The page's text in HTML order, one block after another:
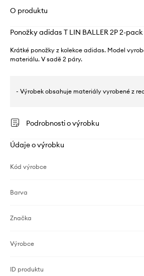
O produktu
Ponožky adidas T LIN BALLER 2P 2-pack
Krátké ponožky z kolekce adidas. Model
materiálu. V sadě 2 páry.
- Výrobek obsahuje materiály vyrobené z
Podrobnosti o výrobku
Údaje o výrobku
Kód výrobce
Barva
Značka
Výrobce
ID produktu